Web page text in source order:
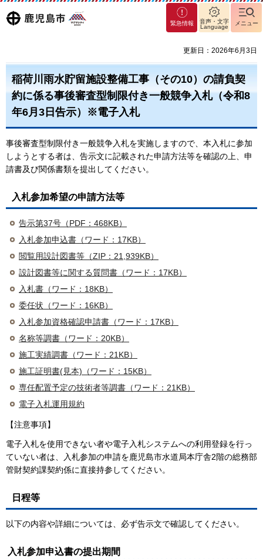
鹿児島
マグ
マシ
島市
緊急情報
音声・文字
Language
メニュー
更新日：2026年6月3日
稲荷川雨水貯留施設整備工事（その10）の請負契
約に係る事後審査型制限付き一般競争入札（令和8
年6月3日告示）※電子入札
事後審査型制限付き一般競争入札を実施しますので、本入札に参加
しようとする者は、告示文に記載された申請方法等を確認の上、申
請書及び関係書類を提出してください。
入札参加希望の申請方法等
告示第37号（PDF：468KB）
入札参加申込書（ワード：17KB）
閲覧用設計図書等（ZIP：21,939KB）
設計図書等に関する質問書（ワード：17KB）
入札書（ワード：18KB）
委任状（ワード：16KB）
入札参加資格確認申請書（ワード：17KB）
名称等調書（ワード：20KB）
施工実績調書（ワード：21KB）
施工証明書(見本)（ワード：15KB）
専任配置予定の技術者等調書（ワード：21KB）
電子入札運用規約
【注意事項】
電子入札を使用できない者や電子入札システムへの利用登録を行っ
ていない者は、入札参加の申請を鹿児島市水道局本庁舎2階の総務部
管財契約課契約係に直接持参してください。
日程等
以下の内容や詳細については、必ず告示文で確認してください。
入札参加申込書の提出期間